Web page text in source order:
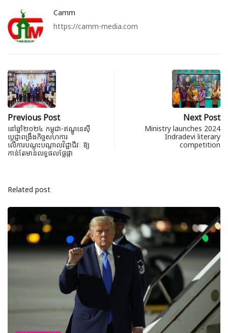
Camm
https://camm-media.com
Previous Post
នៅឆ្នាំ២០២៤ កម្ពុជា-ឥណ្ឌូនេស៊ី
ប្តេជ្ញាពង្រឹងកិច្ចសហការ
លើការបណ្តុះបណ្តាលវិជ្ជាជីវៈ ឱ្យ
កាន់តែមានលទ្ធផលផ្លែផ្កា
Next Post
Ministry launches 2024
Indradevi literary
competition
Related post
ព័ត៌មានជាតិ